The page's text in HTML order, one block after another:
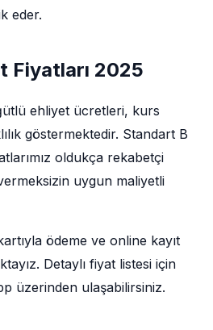
eder.
Fiyatları 2025
ehliyet ücretleri, kurs
göstermektedir. Standart B
oldukça rekabetçi
uygun maliyetli
ödeme ve online kayıt
Detaylı fiyat listesi için
üzerinden ulaşabilirsiniz.